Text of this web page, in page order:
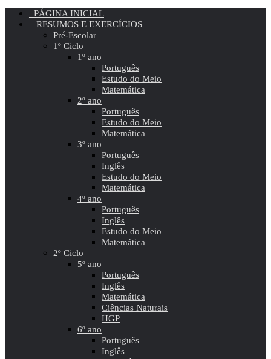
PÁGINA INICIAL
RESUMOS E EXERCÍCIOS
Pré-Escolar
1º Ciclo
1º ano
Português
Estudo do Meio
Matemática
2º ano
Português
Estudo do Meio
Matemática
3º ano
Português
Inglês
Estudo do Meio
Matemática
4º ano
Português
Inglês
Estudo do Meio
Matemática
2º Ciclo
5º ano
Português
Inglês
Matemática
Ciências Naturais
HGP
6º ano
Português
Inglês